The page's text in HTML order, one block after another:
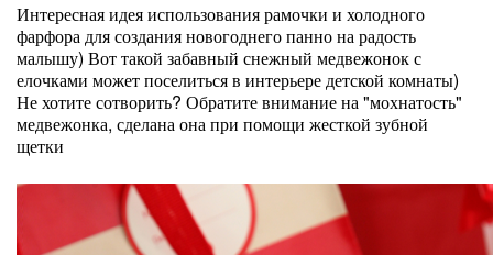
Интересная идея использования рамочки и холодного
фарфора для создания новогоднего панно на радость
малышу) Вот такой забавный снежный медвежонок с
елочками может поселиться в интерьере детской комнаты)
Не хотите сотворить? Обратите внимание на "мохнатость"
медвежонка, сделана она при помощи жесткой зубной
щетки